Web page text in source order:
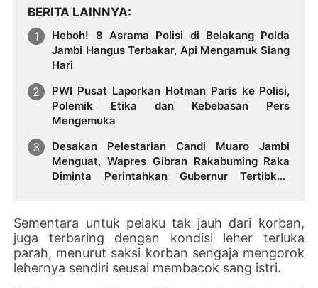
BERITA LAINNYA
Heboh! 8 Asrama Polisi di Belakang Polda
Jambi Hangus Terbakar, Api Mengamuk Siang
Hari
PWI Pusat Laporkan Hotman Paris ke Polisi,
Polemik Etika dan Kebebasan Pers
Mengemuka
Desakan Pelestarian Candi Muaro Jambi
Menguat, Wapres Gibran Rakabuming Raka
Diminta Perintahkan Gubernur Tertibkan
Sementara untuk pelaku tak jauh dari korban,
juga terbaring dengan kondisi leher terluka
parah, menurut saksi korban sengaja mengorok
lehernya sendiri seusai membacok sang istri.